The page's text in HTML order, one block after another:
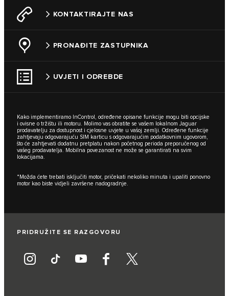
KONTAKTIRAJTE NAS
PRONAĐITE ZASTUPNIKA
UVJETI I ODREBDE
Kako implementiramo InControl, određene opisane funkcije mogu biti opcijske
i ovisne o tržištu ili motoru. Molimo vas obratite se vašem lokalnom Jaguar
prodavatelju za dostupnost i cjelosne uvjete u vašoj zemlji. Određene funkcije
zahtjevaju odgovarajuću SIM karticu s odgovarajućim podatkovnim ugovorom,
što će zahtjevati dodatnu pretplatu nakon početnog perioda preporučenog od
vašeg prodavatelja. Mobilna povezanost ne može se garantirati na svim
lokacijama.
*Možda ćete trebati isključiti motor, pričekati nekoliko minuta i upaliti ponovno
motor kao biste vidjeli završene nadogradnje.
PRIDRUŽITE SE RAZGOVORU